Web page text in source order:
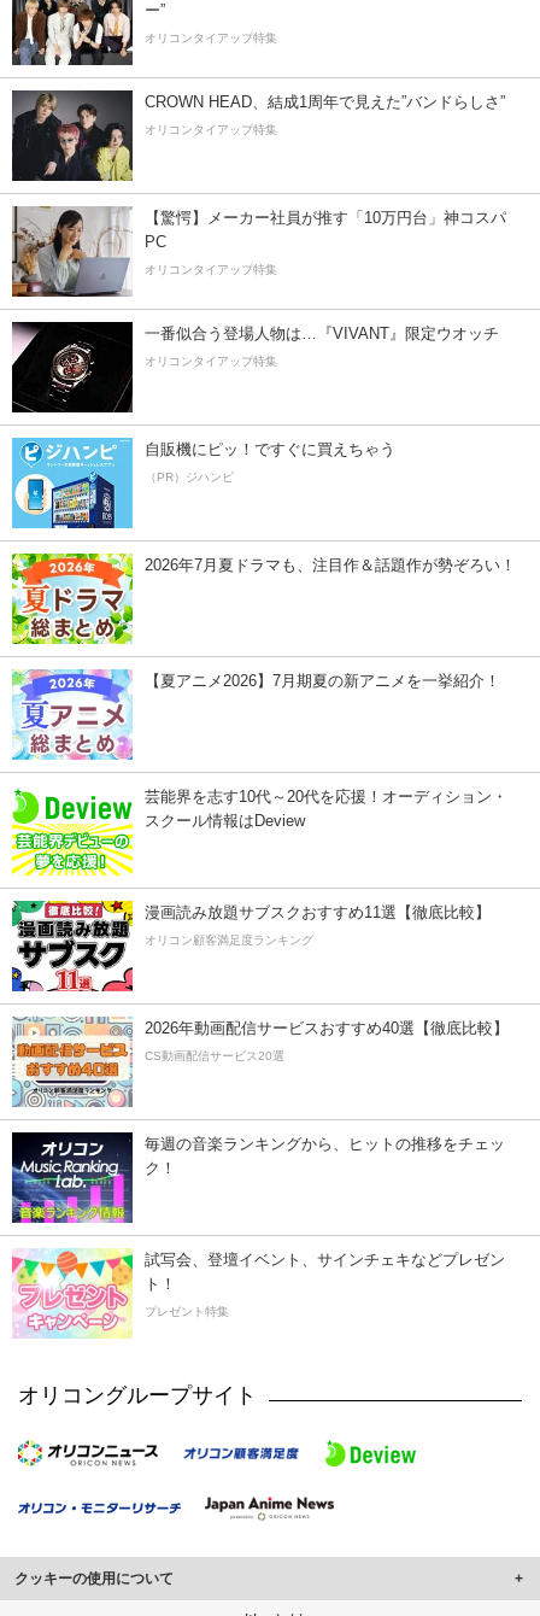
ー”
オリコンタイアップ特集
CROWN HEAD、結成1周年で見えた”バンドらしさ”
オリコンタイアップ特集
【驚愕】メーカー社員が推す「10万円台」神コスパ
PC
オリコンタイアップ特集
一番似合う登場人物は…『VIVANT』限定ウオッチ
オリコンタイアップ特集
自販機にピッ！ですぐに買えちゃう
（PR）ジハンピ
2026年7月夏ドラマも、注目作＆話題作が勢ぞろい！
【夏アニメ2026】7月期夏の新アニメを一挙紹介！
芸能界を志す10代～20代を応援！オーディション・
スクール情報はDeview
漫画読み放題サブスクおすすめ11選【徹底比較】
オリコン顧客満足度ランキング
2026年動画配信サービスおすすめ40選【徹底比較】
CS動画配信サービス20選
毎週の音楽ランキングから、ヒットの推移をチェッ
ク！
試写会、登壇イベント、サインチェキなどプレゼン
ト！
プレゼント特集
オリコングループサイト
クッキーの使用について